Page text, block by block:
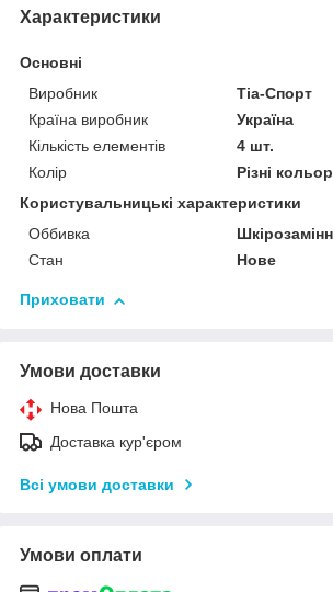
Характеристики
Основні
Виробник
Тіа-Спорт
Країна виробник
Україна
Кількість елементів
4 шт.
Колір
Різні
Користувальницькі характеристики
Оббивка
Стан
Нове
Приховати
Умови доставки
Нова Пошта
Доставка кур'єром
Всі умови доставки
Умови оплати